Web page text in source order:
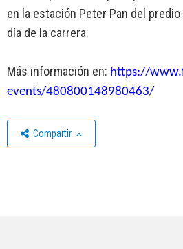
en la estación Peter Pan del
día de la carrera.
Más información en: https://
events/480800148980463/
Compartir